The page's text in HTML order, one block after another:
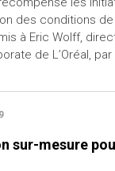
des conditions
à Eric Wolff,
de L’Oréal,
sur-mesure